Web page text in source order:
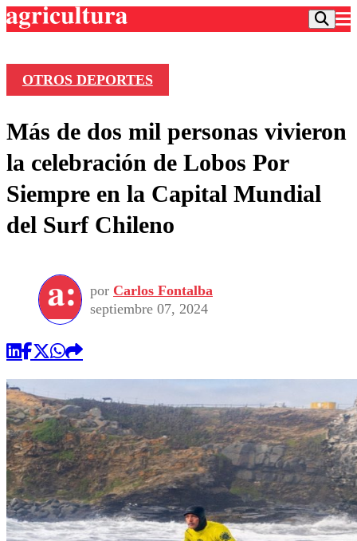
Frecuencias
Agricultura TV
Deportes
Colo Colo
Motor
Torneo Internacional
Torneo Nacional
Entretención
Noticias
Internacional
Nacional
Vida Social
Programas
Comercial
OTROS DEPORTES
Más de dos mil personas vivieron
la celebración de Lobos Por
Siempre en la Capital Mundial
del Surf Chileno
por Carlos Fontalba
septiembre 07, 2024